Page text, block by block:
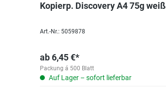
Kopierp. Discovery A4 75g weiß
Art.-Nr.: 5059878
ab6,45 €*
Packung á 500 Blatt
Auf Lager – sofort lieferbar